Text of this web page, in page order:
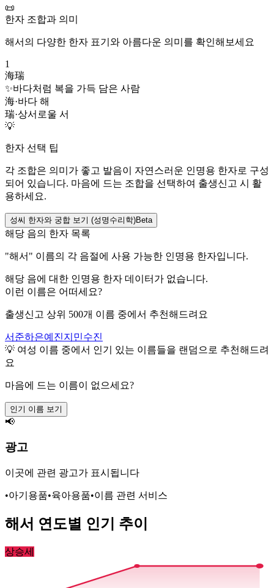
📜
한자 조합과 의미
해서 의 다양한 한자 표기와 아름다운 의미를 확인해보세요
1
海瑞
✨바다처럼 복을 가득 담은 사람
海·바다 해
瑞·상서로울 서
💡
한자 선택 팁
각 조합은 의미가 좋고 발음이 자연스러운 인명용 한자로 구성
되어 있습니다. 마음에 드는 조합을 선택하여 출생신고 시 활
용하세요.
성씨 한자와 궁합 보기 (성명수리학)Beta
해당 음의 한자 목록
"해서 " 이름의 각 음절에 사용 가능한 인명용 한자입니다.
해당 음에 대한 인명용 한자 데이터가 없습니다.
이런 이름은 어떠세요?
출생신고 상위 500개 이름 중에서 추천해드려요
서준하은예진지민수진
💡 여성 이름 중에서 인기 있는 이름들을 랜덤으로 추천해드려
요
마음에 드는 이름이 없으세요?
인기 이름 보기
📢
광고
이곳에 관련 광고가 표시됩니다
•아기용품•육아용품•이름 관련 서비스
해서 연도별 인기 추이
상승세